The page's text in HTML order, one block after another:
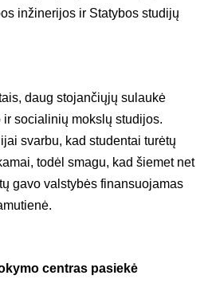
inžinerijos ir Statybos studijų
daug stojančiųjų sulaukė
socialinių mokslų studijos.
svarbu, kad studentai turėtų
todėl smagu, kad šiemet net
gavo valstybės finansuojamas
centras pasiekė